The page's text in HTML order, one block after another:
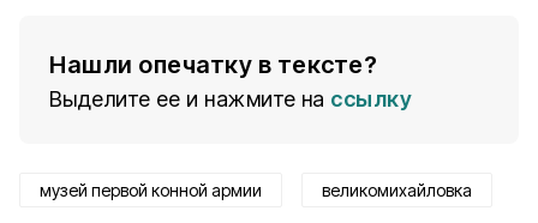
Нашли опечатку в тексте?
Выделите ее и нажмите на ссылку
музей первой конной армии великомихайловка